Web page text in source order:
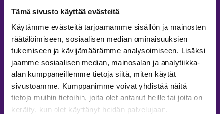
Tämä sivusto käyttää evästeitä
Käytämme evästeitä tarjoamamme sisällön ja mainosten
räätälöimiseen, sosiaalisen median ominaisuuksien
tukemiseen ja kävijämäärämme analysoimiseen. Lisäksi
jaamme sosiaalisen median, mainosalan ja analytiikka-
alan kumppaneillemme tietoja siitä, miten käytät
sivustoamme. Kumppanimme voivat yhdistää näitä
tietoja muihin tietoihin, joita olet antanut heille tai joita on
kerätty, kun olet käyttänyt heidän palvelujaan.
Sappeenvuorentie 200
36450 Salmentaka, Pälkäne
Finland
MYYNTIPALVELU/ INFO
Puh:020 755 9970
Email: sappee@sappee.fi